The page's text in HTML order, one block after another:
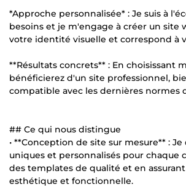
*Approche personnalisée* : Je suis à
besoins et je m'engage à créer un site
votre identité visuelle et correspond à
**Résultats concrets** : En choisissant
bénéficierez d'un site professionnel,
compatible avec les dernières normes
## Ce qui nous distingue
• **Conception de site sur mesure** :
uniques et personnalisés pour chaque
des templates de qualité et en
esthétique et fonctionnelle.